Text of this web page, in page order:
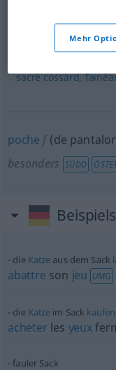
fauler Sack UMG
sacré cossard,
poche f(de
besonders SÜDD
die Katze aus dem Sack
abattre son jeu UMG
die Katze im Sack kaufen
acheter les yeux
fauler Sack
Mehr